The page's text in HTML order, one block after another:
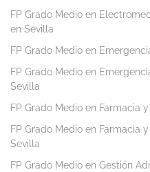
FP Grado Medio en
en Sevilla
FP Grado Medio en
FP Grado Medio en
Sevilla
FP Grado Medio en Farmacia
FP Grado Medio en Farmacia
Sevilla
FP Grado Medio en Gestión